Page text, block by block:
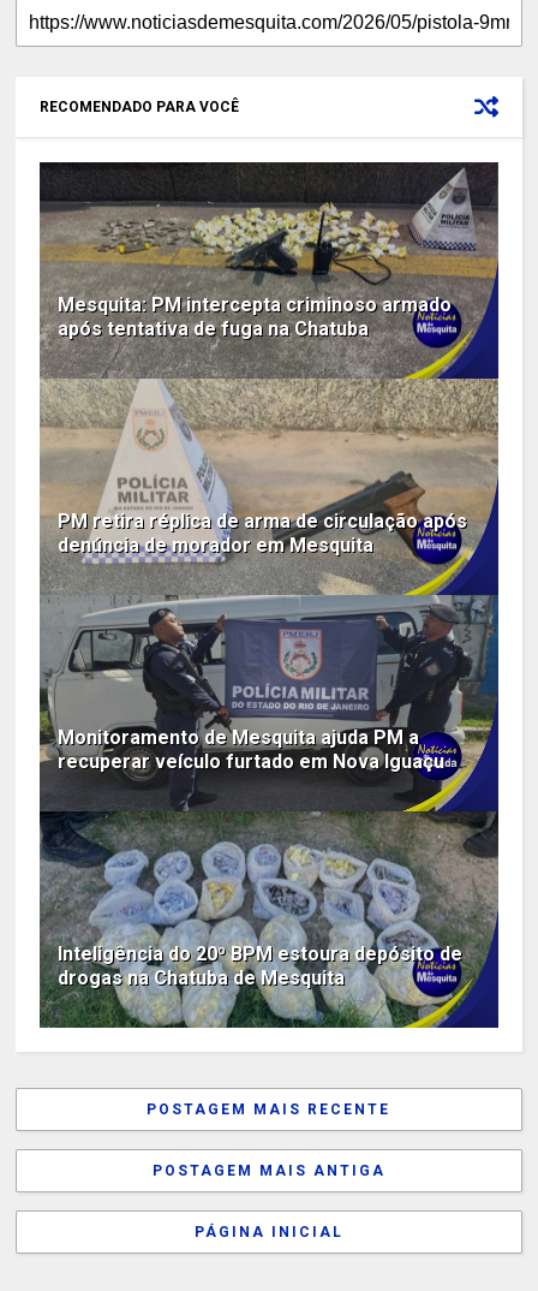
RECOMENDADO PARA VOCÊ
Mesquita: PM intercepta criminoso armado
após tentativa de fuga na Chatuba
PM retira réplica de arma de circulação após
denúncia de morador em Mesquita
Monitoramento de Mesquita ajuda PM a
recuperar veículo furtado em Nova Iguaçu
Inteligência do 20º BPM estoura depósito de
drogas na Chatuba de Mesquita
POSTAGEM MAIS RECENTE
POSTAGEM MAIS ANTIGA
PÁGINA INICIAL